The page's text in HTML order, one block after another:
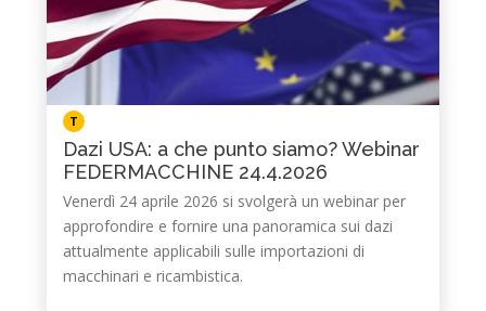
T
Dazi USA: a che punto siamo? Webinar
FEDERMACCHINE 24.4.2026
Venerdì 24 aprile 2026 si svolgerà un webinar per
approfondire e fornire una panoramica sui dazi
attualmente applicabili sulle importazioni di
macchinari e ricambistica.